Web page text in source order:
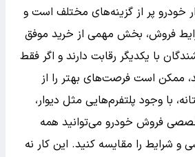
خودرو پر از گزینه‌های مختلف است و
فروش، بخش مهمی از خرید موفق
با یکدیگر رقابت دارند و اگر فقط
ممکن است فرصت‌های بهتر را از
با وجود پلتفرم‌هایی مثل دیوار،
فروش خودرو می‌توانید همه
و شرایط را مقایسه کنید. این کار نه